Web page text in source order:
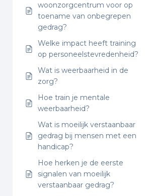
woonzorgcentrum voor op
toename van onbegrepen
gedrag?
Welke impact heeft training
op personeelstevredenheid?
Wat is weerbaarheid in de
zorg?
Hoe train je mentale
weerbaarheid?
Wat is moeilijk verstaanbaar
gedrag bij mensen met een
handicap?
Hoe herken je de eerste
signalen van moeilijk
verstaanbaar gedrag?